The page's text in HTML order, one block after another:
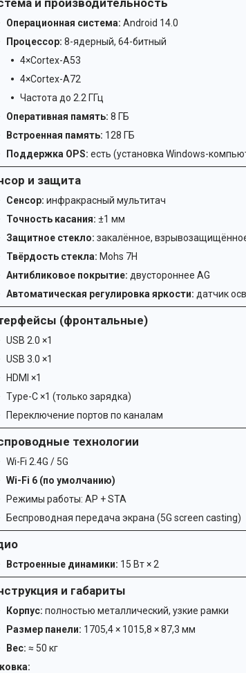
Операционная система: Android 14.0
Процессор: 8-ядерный, 64-битный
4×Cortex-A53
4×Cortex-A72
Частота до 2.2 ГГц
Оперативная память: 8 ГБ
Встроенная память: 128 ГБ
Поддержка OPS: есть (установка Windows-
и защита
Сенсор: инфракрасный мультитач
Точность касания: ±1 мм
Защитное стекло: закалённое,
Твёрдость стекла: Mohs 7H
Антибликовое покрытие: двустороннее AG
Автоматическая регулировка яркости: датчик
(фронтальные)
USB 2.0 ×1
USB 3.0 ×1
HDMI ×1
Type-C ×1 (только зарядка)
Переключение портов по каналам
технологии
Wi-Fi 2.4G / 5G
Wi-Fi 6 (по умолчанию)
Режимы работы: AP + STA
Беспроводная передача экрана (5G screen casting)
Встроенные динамики: 15 Вт × 2
и габариты
Корпус: полностью металлический, узкие рамки
Размер панели: 1705,4 × 1015,8 × 87,3 мм
Вес: ≈ 50 кг